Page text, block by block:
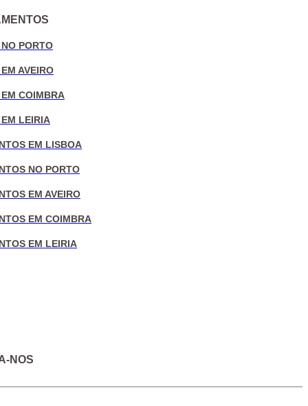
PORTO
AVEIRO
COIMBRA
LEIRIA
EM LISBOA
NO PORTO
EM AVEIRO
EM COIMBRA
EM LEIRIA
NOS